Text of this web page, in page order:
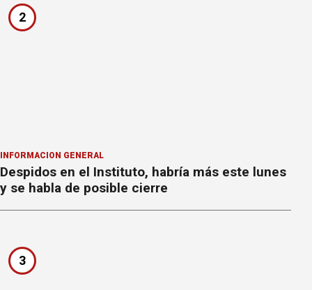
2
INFORMACION GENERAL
Despidos en el Instituto, habría más este lunes
y se habla de posible cierre
3